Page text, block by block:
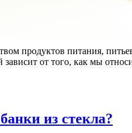
продуктов питания,
от того, как мы
из стекла?